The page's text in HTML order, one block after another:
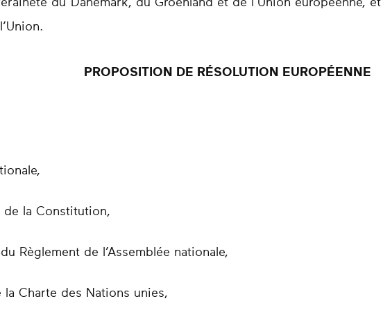
du Danemark, du Groenland et de l’Union européenne,
PROPOSITION DE RÉSOLUTION EUROPÉENNE
de la Constitution,
Règlement de l’Assemblée nationale,
la Charte des Nations unies,